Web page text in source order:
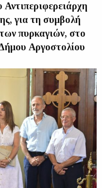
για τη συμβολή
πυρκαγιών, στο
Αργοστολίου